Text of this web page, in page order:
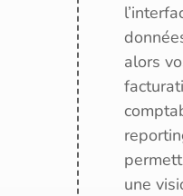
alors
une